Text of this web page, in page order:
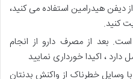
دیفن هیدرامین استفاده می کنید،
کنید.
بعد از مصرف دارو از انجام
دارد ، اکیدا خورداری نمایید
با وسایل‌ خطرناک‌ از واکنش‌ بدنتان‌